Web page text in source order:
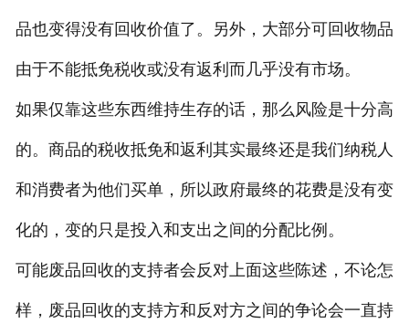
品也变得没有回收价值了。另外，大部分可回收物品
由于不能抵免税收或没有返利而几乎没有市场。
如果仅靠这些东西维持生存的话，那么风险是十分高
的。商品的税收抵免和返利其实最终还是我们纳税人
和消费者为他们买单，所以政府最终的花费是没有变
化的，变的只是投入和支出之间的分配比例。
可能废品回收的支持者会反对上面这些陈述，不论怎
样，废品回收的支持方和反对方之间的争论会一直持